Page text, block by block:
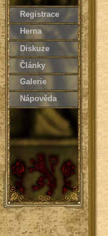
Registrace
Herna
Diskuze
Články
Galerie
Nápověda